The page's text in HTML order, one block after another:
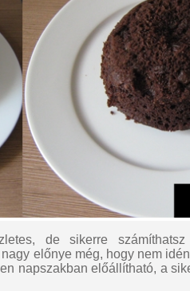
de sikerre számíthatsz
előnye még, hogy nem
napszakban előállítható, a